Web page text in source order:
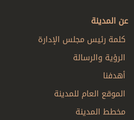
عن المدينة
كلمة رئيس مجلس الإدارة
الرؤية والرسالة
أهدفنا
الموقع العام للمدينة
مخطط المدينة